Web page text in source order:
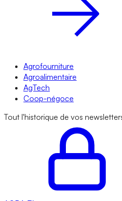
Agrofourniture
Agroalimentaire
AgTech
Coop-négoce
Tout l'historique de vos